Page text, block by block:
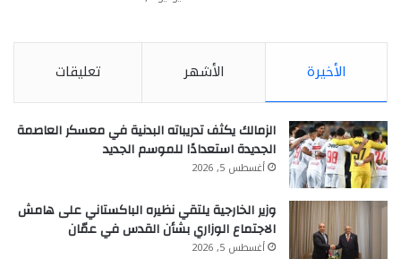
الأخيرة الأشهر تعليقات
الزمالك يكثف تدريباته البدنية في معسكر العاصمة
الجديدة استعدادًا للموسم الجديد
أغسطس 5, 2026
وزير الخارجية يلتقي نظيره الباكستاني على هامش
الاجتماع الوزاري بشأن القدس في عمّان
أغسطس 5, 2026